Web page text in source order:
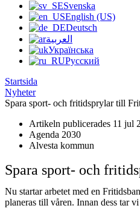
Svenska
English (US)
Deutsch
العربية
Українська
Русский
Startsida
Nyheter
Spara sport- och fritidsprylar till
Artikeln publicerades 11 jul
Agenda 2030
Alvesta kommun
Spara sport- och
Nu startar arbetet med en
planeras till våren. Innan dess tar